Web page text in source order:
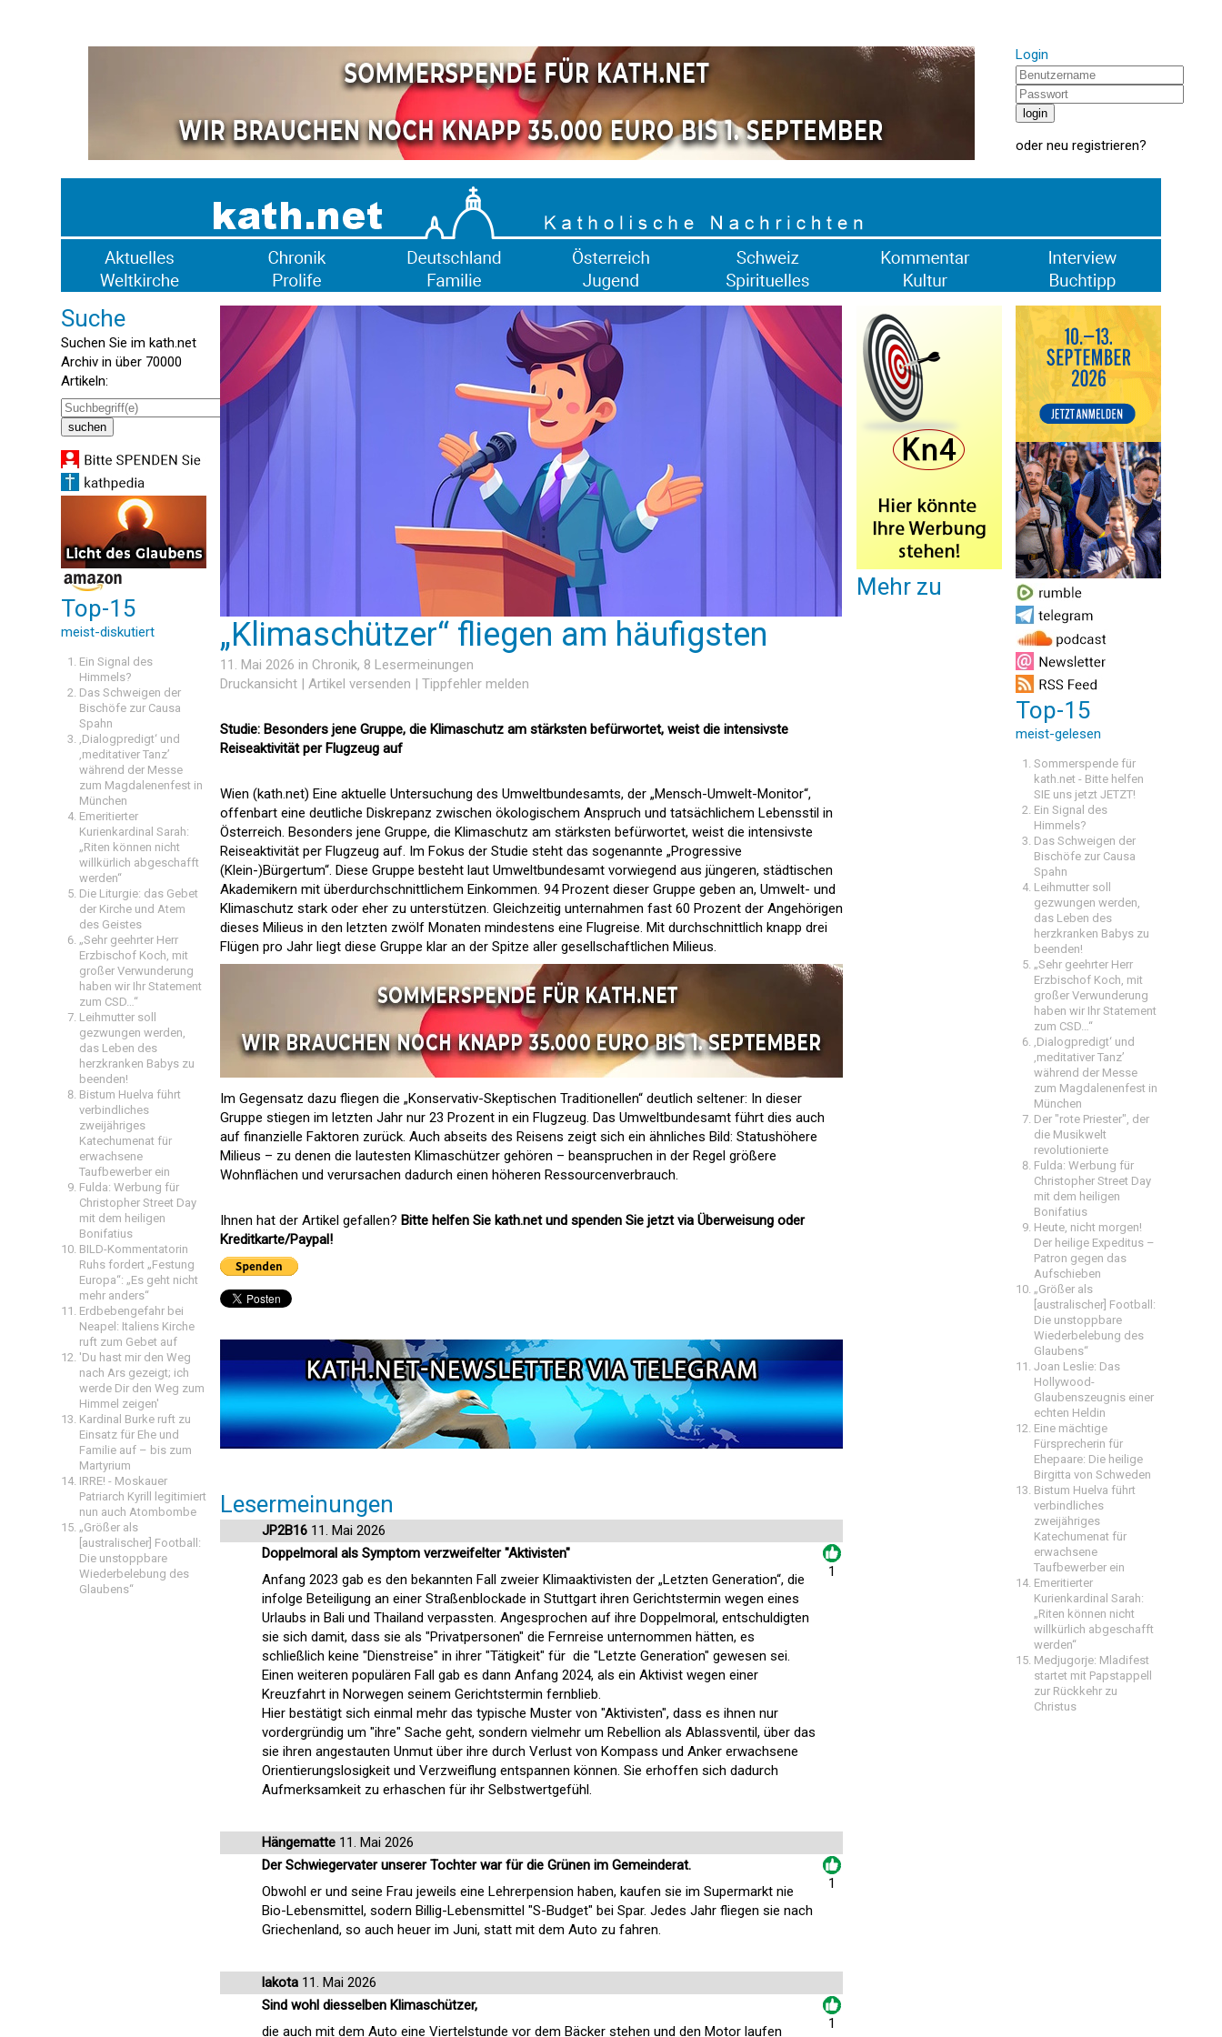
Login
oder neu registrieren?
Suche
Suchen Sie im kath.net
Archiv in über 70000
Artikeln:
Top-15
meist-diskutiert
Ein Signal des
Himmels?
Das Schweigen der
Bischöfe zur Causa
Spahn
‚Dialogpredigt‘ und
‚meditativer Tanz’
während der Messe
zum Magdalenenfest in
München
Emeritierter
Kurienkardinal Sarah:
„Riten können nicht
willkürlich abgeschafft
werden“
Die Liturgie: das Gebet
der Kirche und Atem
des Geistes
„Sehr geehrter Herr
Erzbischof Koch, mit
großer Verwunderung
haben wir Ihr Statement
zum CSD…“
Leihmutter soll
gezwungen werden,
das Leben des
herzkranken Babys zu
beenden!
Bistum Huelva führt
verbindliches
zweijähriges
Katechumenat für
erwachsene
Taufbewerber ein
Fulda: Werbung für
Christopher Street Day
mit dem heiligen
Bonifatius
BILD-Kommentatorin
Ruhs fordert „Festung
Europa“: „Es geht nicht
mehr anders“
Erdbebengefahr bei
Neapel: Italiens Kirche
ruft zum Gebet auf
'Du hast mir den Weg
nach Ars gezeigt; ich
werde Dir den Weg zum
Himmel zeigen'
Kardinal Burke ruft zu
Einsatz für Ehe und
Familie auf – bis zum
Martyrium
IRRE! - Moskauer
Patriarch Kyrill legitimiert
nun auch Atombombe
„Größer als
[australischer] Football:
Die unstoppbare
Wiederbelebung des
Glaubens“
„Klimaschützer“ fliegen am häufigsten
11. Mai 2026 in Chronik, 8 Lesermeinungen
Druckansicht | Artikel versenden | Tippfehler melden
Studie: Besonders jene Gruppe, die Klimaschutz am stärksten befürwortet, weist die intensivste
Reiseaktivität per Flugzeug auf
Wien (kath.net) Eine aktuelle Untersuchung des Umweltbundesamts, der „Mensch-Umwelt-Monitor“,
offenbart eine deutliche Diskrepanz zwischen ökologischem Anspruch und tatsächlichem Lebensstil in
Österreich. Besonders jene Gruppe, die Klimaschutz am stärksten befürwortet, weist die intensivste
Reiseaktivität per Flugzeug auf. Im Fokus der Studie steht das sogenannte „Progressive
(Klein-)Bürgertum“. Diese Gruppe besteht laut Umweltbundesamt vorwiegend aus jüngeren, städtischen
Akademikern mit überdurchschnittlichem Einkommen. 94 Prozent dieser Gruppe geben an, Umwelt- und
Klimaschutz stark oder eher zu unterstützen. Gleichzeitig unternahmen fast 60 Prozent der Angehörigen
dieses Milieus in den letzten zwölf Monaten mindestens eine Flugreise. Mit durchschnittlich knapp drei
Flügen pro Jahr liegt diese Gruppe klar an der Spitze aller gesellschaftlichen Milieus.
Im Gegensatz dazu fliegen die „Konservativ-Skeptischen Traditionellen“ deutlich seltener: In dieser
Gruppe stiegen im letzten Jahr nur 23 Prozent in ein Flugzeug. Das Umweltbundesamt führt dies auch
auf finanzielle Faktoren zurück. Auch abseits des Reisens zeigt sich ein ähnliches Bild: Statushöhere
Milieus – zu denen die lautesten Klimaschützer gehören – beanspruchen in der Regel größere
Wohnflächen und verursachen dadurch einen höheren Ressourcenverbrauch.
Ihnen hat der Artikel gefallen? Bitte helfen Sie kath.net und spenden Sie jetzt via Überweisung oder
Kreditkarte/Paypal!
Lesermeinungen
JP2B16 11. Mai 2026
Doppelmoral als Symptom verzweifelter "Aktivisten"
Anfang 2023 gab es den bekannten Fall zweier Klimaaktivisten der „Letzten Generation“, die
infolge Beteiligung an einer Straßenblockade in Stuttgart ihren Gerichtstermin wegen eines
Urlaubs in Bali und Thailand verpassten. Angesprochen auf ihre Doppelmoral, entschuldigten
sie sich damit, dass sie als "Privatpersonen" die Fernreise unternommen hätten, es
schließlich keine "Dienstreise" in ihrer "Tätigkeit" für die "Letzte Generation" gewesen sei.
Einen weiteren populären Fall gab es dann Anfang 2024, als ein Aktivist wegen einer
Kreuzfahrt in Norwegen seinem Gerichtstermin fernblieb.
Hier bestätigt sich einmal mehr das typische Muster von "Aktivisten", dass es ihnen nur
vordergründig um "ihre" Sache geht, sondern vielmehr um Rebellion als Ablassventil, über das
sie ihren angestauten Unmut über ihre durch Verlust von Kompass und Anker erwachsene
Orientierungslosigkeit und Verzweiflung entspannen können. Sie erhoffen sich dadurch
Aufmerksamkeit zu erhaschen für ihr Selbstwertgefühl.
1
Hängematte 11. Mai 2026
Der Schwiegervater unserer Tochter war für die Grünen im Gemeinderat.
Obwohl er und seine Frau jeweils eine Lehrerpension haben, kaufen sie im Supermarkt nie
Bio-Lebensmittel, sodern Billig-Lebensmittel "S-Budget" bei Spar. Jedes Jahr fliegen sie nach
Griechenland, so auch heuer im Juni, statt mit dem Auto zu fahren.
1
lakota 11. Mai 2026
Sind wohl diesselben Klimaschützer,
die auch mit dem Auto eine Viertelstunde vor dem Bäcker stehen und den Motor laufen
1
Mehr zu
Top-15
meist-gelesen
Sommerspende für
kath.net - Bitte helfen
SIE uns jetzt JETZT!
Ein Signal des
Himmels?
Das Schweigen der
Bischöfe zur Causa
Spahn
Leihmutter soll
gezwungen werden,
das Leben des
herzkranken Babys zu
beenden!
„Sehr geehrter Herr
Erzbischof Koch, mit
großer Verwunderung
haben wir Ihr Statement
zum CSD…“
‚Dialogpredigt‘ und
‚meditativer Tanz’
während der Messe
zum Magdalenenfest in
München
Der "rote Priester", der
die Musikwelt
revolutionierte
Fulda: Werbung für
Christopher Street Day
mit dem heiligen
Bonifatius
Heute, nicht morgen!
Der heilige Expeditus –
Patron gegen das
Aufschieben
„Größer als
[australischer] Football:
Die unstoppbare
Wiederbelebung des
Glaubens“
Joan Leslie: Das
Hollywood-
Glaubenszeugnis einer
echten Heldin
Eine mächtige
Fürsprecherin für
Ehepaare: Die heilige
Birgitta von Schweden
Bistum Huelva führt
verbindliches
zweijähriges
Katechumenat für
erwachsene
Taufbewerber ein
Emeritierter
Kurienkardinal Sarah:
„Riten können nicht
willkürlich abgeschafft
werden“
Medjugorje: Mladifest
startet mit Papstappell
zur Rückkehr zu
Christus